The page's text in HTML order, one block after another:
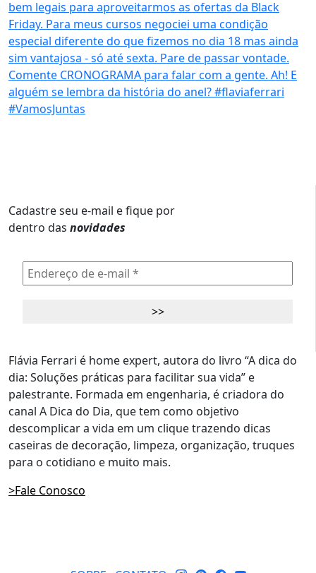
Cadastre seu e-mail e fique por
dentro das novidades
Flávia Ferrari é home expert, autora do livro “A dica do
dia: Soluções práticas para facilitar sua vida” e
palestrante. Formada em engenharia, é criadora do
canal A Dica do Dia, que tem como objetivo
descomplicar a vida em um clique trazendo dicas
caseiras de decoração, limpeza, organização, truques
para o cotidiano e muito mais.
>Fale Conosco